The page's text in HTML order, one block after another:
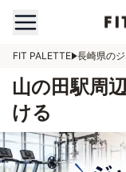
FIT PALETTE 長崎県の
山の田駅周
ける